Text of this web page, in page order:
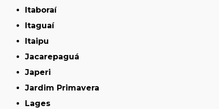
Itaboraí
Itaguaí
Itaipu
Jacarepaguá
Japeri
Jardim Primavera
Lages